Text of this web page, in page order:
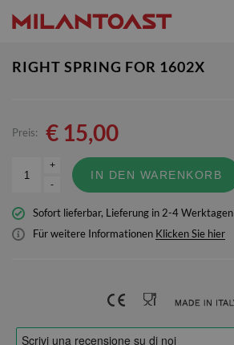
RIGHT SPRING FOR 1602X
Preis: € 15,00
+
-
IN DEN WARENKORB
Sofort lieferbar, Lieferung in 2-4 Werktagen
Für weitere Informationen Klicken Sie hier